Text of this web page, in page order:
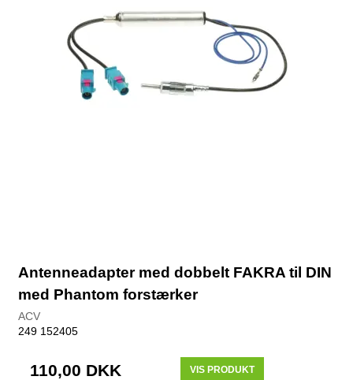
Antenneadapter med dobbelt FAKRA til DIN
med Phantom forstærker
ACV
249 152405
110,00 DKK VIS PRODUKT